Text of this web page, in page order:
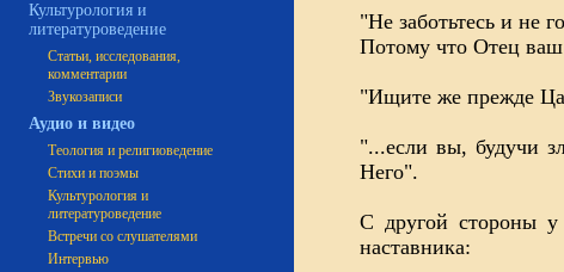
Культурология и
литературоведение
Статьи, исследования,
комментарии
Звукозаписи
Аудио и видео
Теология и религиоведение
Стихи и поэмы
Культурология и
литературоведение
Встречи со слушателями
Интервью
"Не заботьтесь и не
Потому что Отец
"Ищите же прежде
"...если вы, будучи
Него".
С другой стороны у
наставника: